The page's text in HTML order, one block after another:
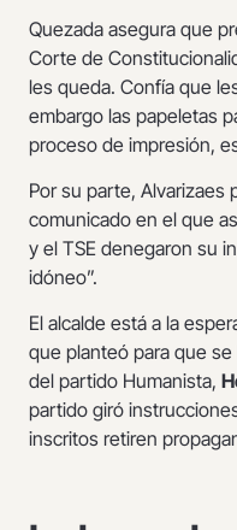
Quezada asegura que
Corte de
les queda. Confía que
embargo las papeletas
proceso de impresión,
Por su parte, Alvarizaes
comunicado en el que
y el TSE denegaron su
idóneo”.
El alcalde está a la
que planteó para que
del partido Humanista,
partido giró
inscritos retiren